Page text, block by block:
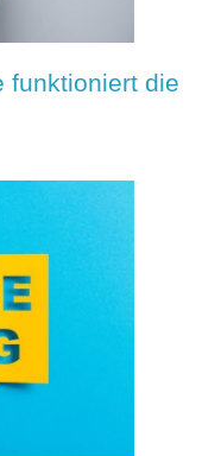
funktioniert die